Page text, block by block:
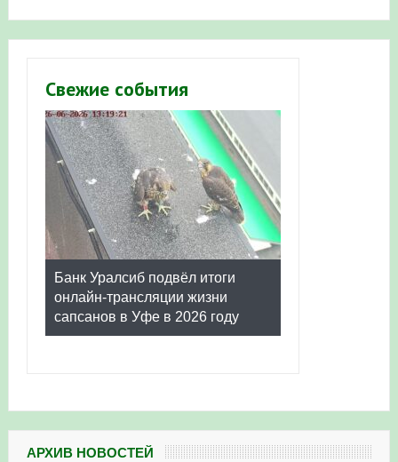
Свежие события
Банк Уралсиб подвёл итоги
онлайн-трансляции жизни
сапсанов в Уфе в 2026 году
АРХИВ НОВОСТЕЙ